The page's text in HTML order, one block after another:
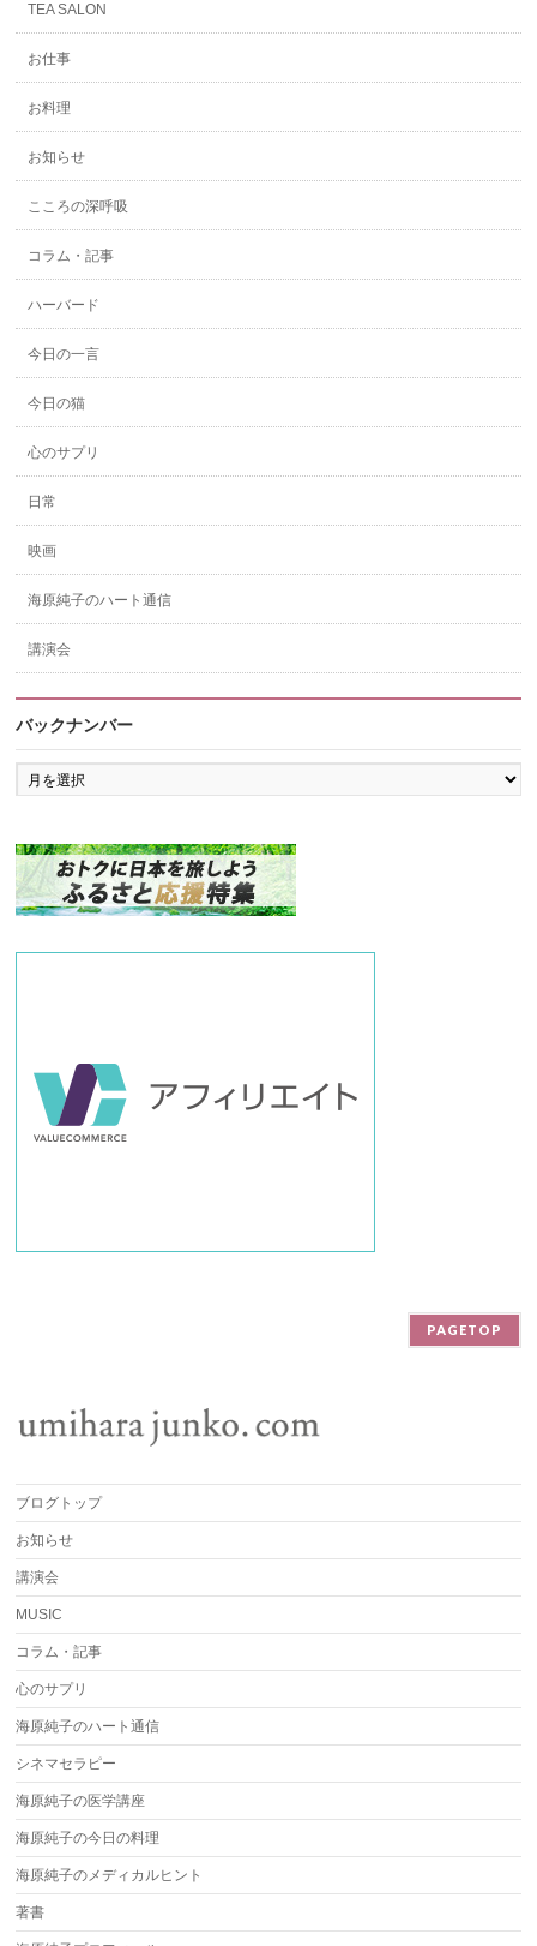
TEA SALON
お仕事
お料理
お知らせ
こころの深呼吸
コラム・記事
ハーバード
今日の一言
今日の猫
心のサプリ
日常
映画
海原純子のハート通信
講演会
バックナンバー
バ
ッ
ン
バ
ー
PAGETOP
ブログトップ
お知らせ
講演会
MUSIC
コラム・記事
心のサプリ
海原純子のハート通信
シネマセラピー
海原純子の医学講座
海原純子の今日の料理
海原純子のメディカルヒント
著書